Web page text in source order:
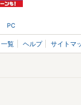
PC
覧 ヘルプ サイトマ